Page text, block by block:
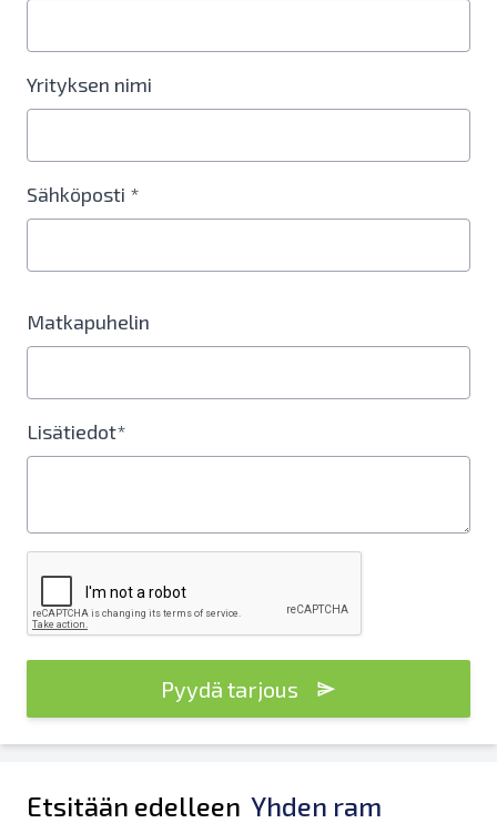
Yrityksen nimi
Sähköposti *
Matkapuhelin
Lisätiedot*
Pyydä tarjous
Etsitään edelleen Yhden ram